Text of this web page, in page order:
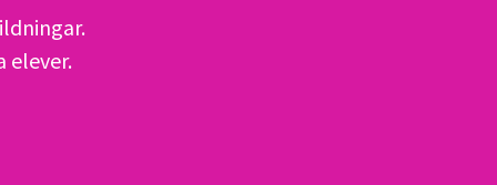
elever.